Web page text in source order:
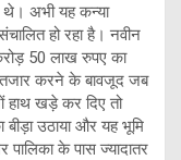
थे। अभी यह कन्या
हो रहा है। नवीन
50 लाख रुपए का
करने के बावजूद जब
हाथ खड़े कर दिए तो
उठाया और यह भूमि
के पास ज्यादातर